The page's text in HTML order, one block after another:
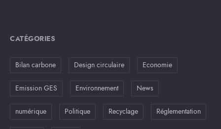
CATÉGORIES
Bilan carbone Design circulaire Economie
Emission GES Environnement News
numérique Politique Recyclage Réglementation